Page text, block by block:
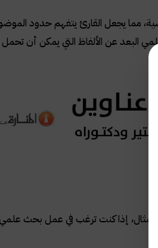
مما يجعل القارئ يتفهم حدود
البعد عن الألفاظ التي يمكن أن تحمل
إذا كنت ترغب في عمل بحث